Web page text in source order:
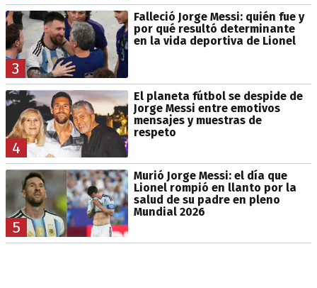
3
Falleció Jorge Messi: quién fue y
por qué resultó determinante
en la vida deportiva de Lionel
4
El planeta fútbol se despide de
Jorge Messi entre emotivos
mensajes y muestras de
respeto
5
Murió Jorge Messi: el día que
Lionel rompió en llanto por la
salud de su padre en pleno
Mundial 2026